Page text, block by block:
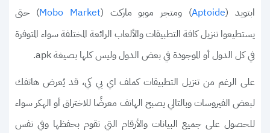
ابتويد (Aptoide) ومتجر موبو ماركت (Mobo Market) حتى
يستطيعوا تنزيل كافة التطبيقات والألعاب الرائعة المختلفة سواء المتوفرة
في كل الدول أو الموجودة في بعض الدول وليس كلها بصيغة apk.
على الرغم من تنزيل التطبيقات كملف اي بي كي، قد يُعرض هاتفك
لبعض الفيروسات وبالتالي يصبح الهاتف معرضًا للاختراق أو الهكر سواء
للحصول على جميع البيانات والأرقام التي تقوم بحفظها وفي نفس